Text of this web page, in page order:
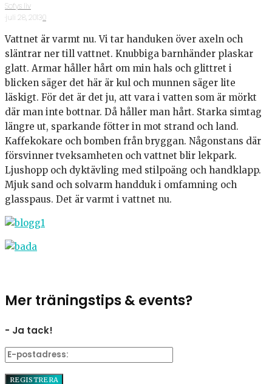
Sofys liv
·juli 28, 2013·0
Vattnet är varmt nu. Vi tar handuken över axeln och
släntrar ner till vattnet. Knubbiga barnhänder plaskar
glatt. Armar håller hårt om min hals och glittret i
blicken säger det här är kul och munnen säger lite
läskigt. För det är det ju, att vara i vatten som är mörkt
där man inte bottnar. Då håller man hårt. Starka simtag
längre ut, sparkande fötter in mot strand och land.
Kaffekokare och bomben från bryggan. Någonstans där
försvinner tveksamheten och vattnet blir lekpark.
Ljushopp och dyktävling med stilpoäng och handklapp.
Mjuk sand och solvarm handduk i omfamning och
glasspaus. Det är varmt i vattnet nu.
Mer träningstips & events?
- Ja tack!